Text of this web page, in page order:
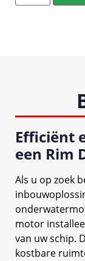
Efficiënt
een Rim
Als u op zoek
motor
van uw schip.
kostbare